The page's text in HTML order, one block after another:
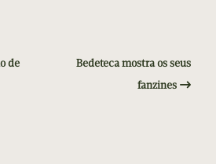
de
Bedeteca mostra os seus
fanzines